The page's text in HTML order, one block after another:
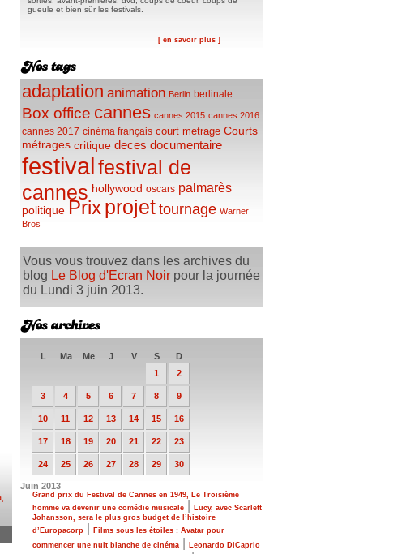
gueule et bien sûr les festivals.
[ en savoir plus ]
adaptation animation Berlin berlinale
Box office cannes cannes 2015 cannes 2016
cannes 2017 cinéma français court metrage Courts
métrages critique deces documentaire
festivalfestival de
cannes hollywood oscars palmarès
politique Prixprojet tournage Warner
Bros
Vous vous trouvez dans les archives du
blog Le Blog d'Ecran Noir pour la journée
du Lundi 3 juin 2013.
L Ma Me J V S
D
1
2
3 4 5 6 7 8 9
10 11 12 13 14 15 16
17 18 19 20 21 22 23
24 25 26 27 28 29 30
Juin 2013
Grand prix du Festival de Cannes en 1949, Le Troisième
homme va devenir une comédie musicale
Lucy, avec Scarlett
Johansson, sera le plus gros budget de l’histoire
d’Europacorp
Films sous les étoiles : Avatar pour
commencer une nuit blanche de cinéma
Leonardo DiCaprio